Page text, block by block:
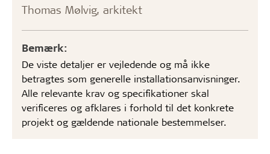
Thomas Mølvig, arkitekt
Bemærk:
De viste detaljer er vejledende og må ikke
betragtes som generelle installationsanvisninger.
Alle relevante krav og specifikationer skal
verificeres og afklares i forhold til det konkrete
projekt og gældende nationale bestemmelser.